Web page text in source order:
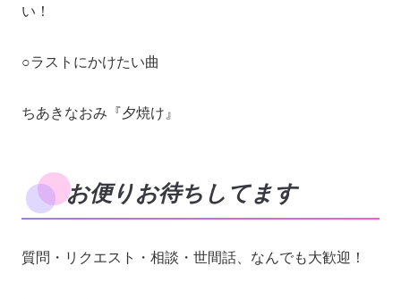
い！
○ラストにかけたい曲
ちあきなおみ『夕焼け』
お便りお待ちしてます
質問・リクエスト・相談・世間話、なんでも大歓迎！